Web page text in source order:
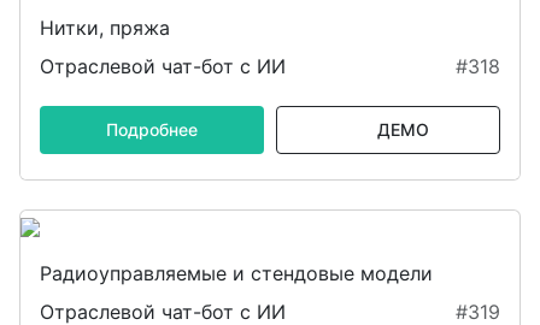
Нитки, пряжа
Отраслевой чат-бот с ИИ
#318
Подробнее ДЕМО
Радиоуправляемые и стендовые модели
Отраслевой чат-бот с ИИ
#319